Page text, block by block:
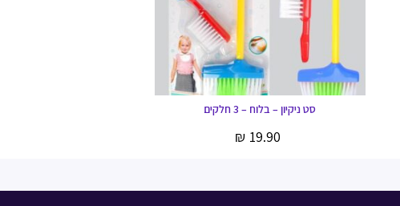
סט ניקיון – בלוח – 3 חלקים
₪ 19.90